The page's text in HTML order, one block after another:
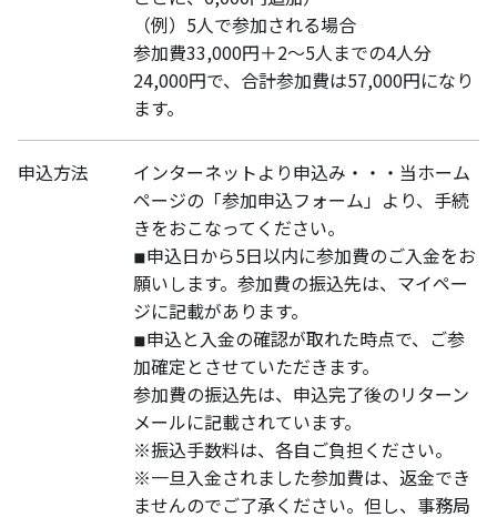
（例）5人で参加される場合
参加費33,000円＋2〜5人までの4人分
24,000円で、合計参加費は57,000円になり
ます。
申込方法
インターネットより申込み・・・当ホーム
ページの「参加申込フォーム」より、手続
きをおこなってください。
◾︎申込日から5日以内に参加費のご入金をお
願いします。参加費の振込先は、マイペー
ジに記載があります。
◾︎申込と入金の確認が取れた時点で、ご参
加確定とさせていただきます。
参加費の振込先は、申込完了後のリターン
メールに記載されています。
※振込手数料は、各自ご負担ください。
※一旦入金されました参加費は、返金でき
ませんのでご了承ください。但し、事務局